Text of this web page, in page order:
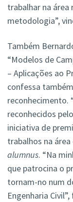
trabalhar na
metodologia”,
Também
“Modelos de
– Aplicações ao
confessa
reconhecimento.
reconhecidos
iniciativa de
trabalhos na
alumnus. “Na
que patrocina o
tornam-no num
Engenharia